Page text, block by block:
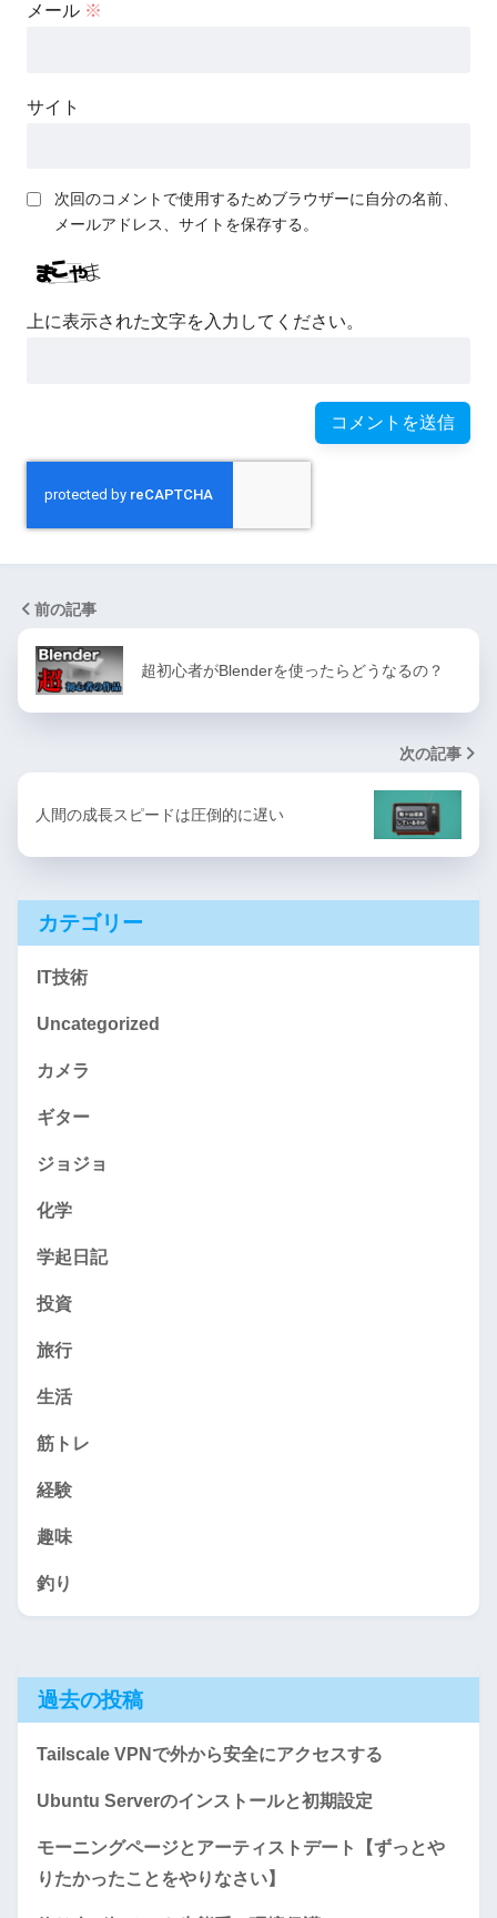
メール ※
サイト
次回のコメントで使用するためブラウザーに自分の名前、
メールアドレス、サイトを保存する。
上に表示された文字を入力してください。
前の記事
超初心者がBlenderを使ったらどうなるの？
次の記事
人間の成長スピードは圧倒的に遅い
カテゴリー
IT技術
Uncategorized
カメラ
ギター
ジョジョ
化学
学起日記
投資
旅行
生活
筋トレ
経験
趣味
釣り
過去の投稿
Tailscale VPNで外から安全にアクセスする
Ubuntu Serverのインストールと初期設定
モーニングページとアーティストデート【ずっとや
りたかったことをやりなさい】